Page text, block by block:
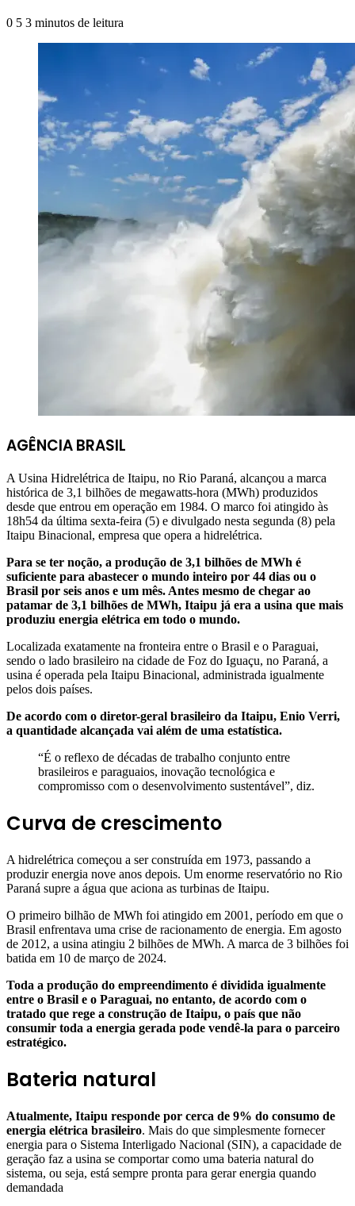
0 5 3 minutos de leitura
AGÊNCIA BRASIL
A Usina Hidrelétrica de Itaipu, no Rio Paraná, alcançou a marca
histórica de 3,1 bilhões de megawatts-hora (MWh) produzidos
desde que entrou em operação em 1984. O marco foi atingido às
18h54 da última sexta-feira (5) e divulgado nesta segunda (8) pela
Itaipu Binacional, empresa que opera a hidrelétrica.
Para se ter noção, a produção de 3,1 bilhões de MWh é
suficiente para abastecer o mundo inteiro por 44 dias ou o
Brasil por seis anos e um mês. Antes mesmo de chegar ao
patamar de 3,1 bilhões de MWh, Itaipu já era a usina que mais
produziu energia elétrica em todo o mundo.
Localizada exatamente na fronteira entre o Brasil e o Paraguai,
sendo o lado brasileiro na cidade de Foz do Iguaçu, no Paraná, a
usina é operada pela Itaipu Binacional, administrada igualmente
pelos dois países.
De acordo com o diretor-geral brasileiro da Itaipu, Enio Verri,
a quantidade alcançada vai além de uma estatística.
“É o reflexo de décadas de trabalho conjunto entre
brasileiros e paraguaios, inovação tecnológica e
compromisso com o desenvolvimento sustentável”, diz.
Curva de crescimento
A hidrelétrica começou a ser construída em 1973, passando a
produzir energia nove anos depois. Um enorme reservatório no Rio
Paraná supre a água que aciona as turbinas de Itaipu.
O primeiro bilhão de MWh foi atingido em 2001, período em que o
Brasil enfrentava uma crise de racionamento de energia. Em agosto
de 2012, a usina atingiu 2 bilhões de MWh. A marca de 3 bilhões foi
batida em 10 de março de 2024.
Toda a produção do empreendimento é dividida igualmente
entre o Brasil e o Paraguai, no entanto, de acordo com o
tratado que rege a construção de Itaipu, o país que não
consumir toda a energia gerada pode vendê-la para o parceiro
estratégico.
Bateria natural
Atualmente, Itaipu responde por cerca de 9% do consumo de
energia elétrica brasileiro. Mais do que simplesmente fornecer
energia para o Sistema Interligado Nacional (SIN), a capacidade de
geração faz a usina se comportar como uma bateria natural do
sistema, ou seja, está sempre pronta para gerar energia quando
demandada